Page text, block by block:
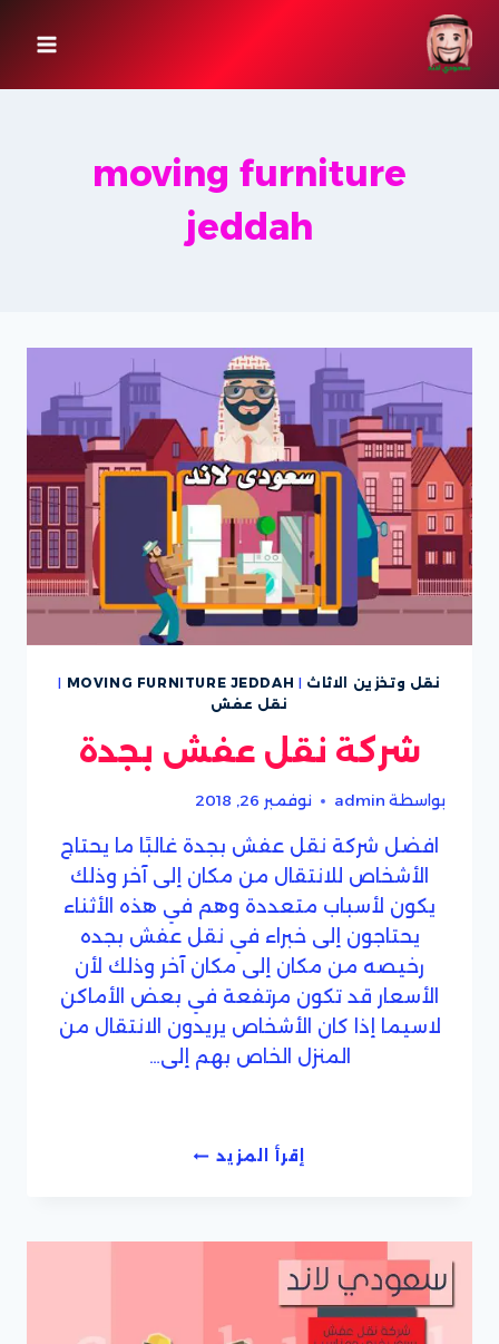
التجاوز
إلى
المحتوى
moving furniture
jeddah
نقل وتخزين الاثاث |
MOVING FURNITURE JEDDAH
|
نقل عفش
شركة نقل عفش بجدة
بواسطة admin نوفمبر 26, 2018
افضل شركة نقل عفش بجدة غالبًا ما يحتاج
الأشخاص للانتقال من مكان إلى آخر وذلك
يكون لأسباب متعددة وهم في هذه الأثناء
يحتاجون إلى خبراء في نقل عفش بجده
رخيصه من مكان إلى مكان آخر وذلك لأن
الأسعار قد تكون مرتفعة في بعض الأماكن
لاسيما إذا كان الأشخاص يريدون الانتقال من
المنزل الخاص بهم إلى…
إقرأ المزيدشركة